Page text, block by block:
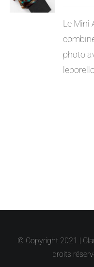
Le Mini
photo
© Copyright 2021 |
droits